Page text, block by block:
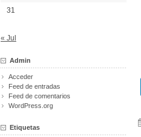
31
« Jul
Admin
Acceder
Feed de entradas
Feed de comentarios
WordPress.org
Etiquetas